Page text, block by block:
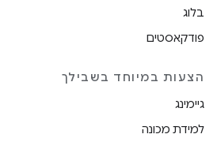
בלוג
פודקאסטים
הצעות במיוחד בשבילך
גיימינג
למידת מכונה